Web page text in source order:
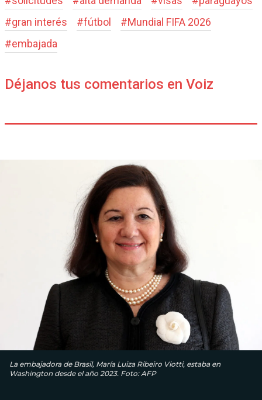
#gran interés #fútbol #Mundial FIFA 2026
#embajada
Déjanos tus comentarios en Voiz
La embajadora de Brasil, María Luiza Ribeiro Viotti, estaba en
Washington desde el año 2023. Foto: AFP